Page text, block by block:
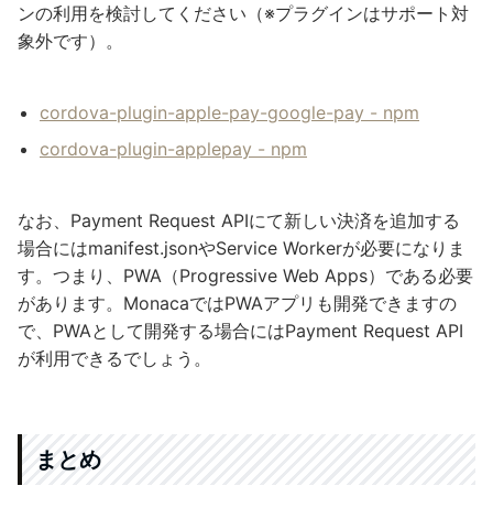
ンの利用を検討してください（※プラグインはサポート対
象外です）。
cordova-plugin-apple-pay-google-pay - npm
cordova-plugin-applepay - npm
なお、Payment Request APIにて新しい決済を追加する
場合にはmanifest.jsonやService Workerが必要になりま
す。つまり、PWA（Progressive Web Apps）である必要
があります。MonacaではPWAアプリも開発できますの
で、PWAとして開発する場合にはPayment Request API
が利用できるでしょう。
まとめ